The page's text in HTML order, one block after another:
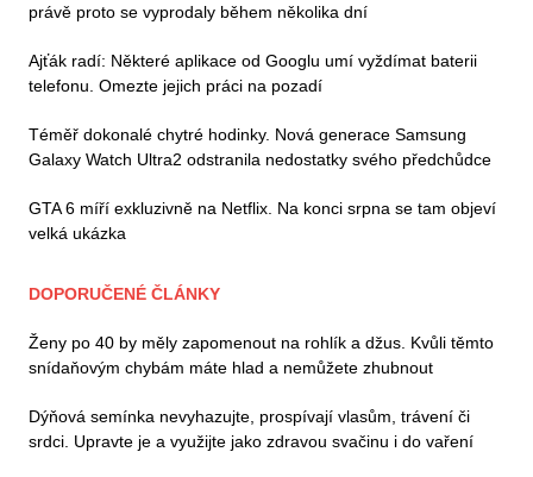
právě proto se vyprodaly během několika dní
Ajťák radí: Některé aplikace od Googlu umí vyždímat baterii
telefonu. Omezte jejich práci na pozadí
Téměř dokonalé chytré hodinky. Nová generace Samsung
Galaxy Watch Ultra2 odstranila nedostatky svého předchůdce
GTA 6 míří exkluzivně na Netflix. Na konci srpna se tam objeví
velká ukázka
DOPORUČENÉ ČLÁNKY
Ženy po 40 by měly zapomenout na rohlík a džus. Kvůli těmto
snídaňovým chybám máte hlad a nemůžete zhubnout
Dýňová semínka nevyhazujte, prospívají vlasům, trávení či
srdci. Upravte je a využijte jako zdravou svačinu i do vaření